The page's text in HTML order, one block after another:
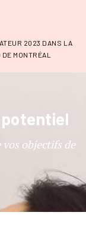
2023 DANS LA
MONTRÉAL
objectifs de